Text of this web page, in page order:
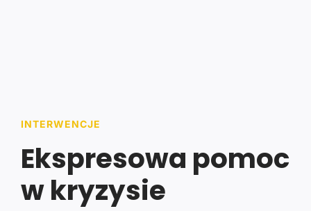
INTERWENCJE
Ekspresowa pomoc
w kryzysie